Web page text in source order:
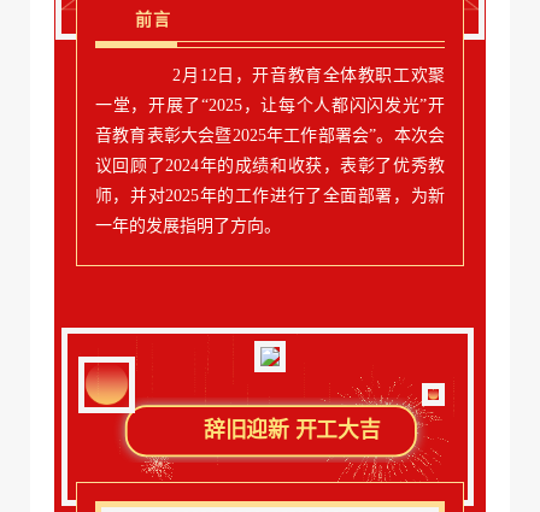
前言
2月12日，开音教育全体教职工欢聚
一堂，开展了“2025，让每个人都闪闪发光”开
音教育表彰大会暨2025年工作部署会”。本次会
议回顾了2024年的成绩和收获，表彰了优秀教
师，并对2025年的工作进行了全面部署，为新
一年的发展指明了方向。
辞旧迎新 开工大吉